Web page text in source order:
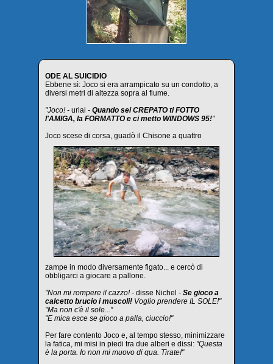
ODE AL SUICIDIO
Ebbene sì: Joco si era arrampicato su un condotto, a
diversi metri di altezza sopra al fiume.
"Joco! - urlai - Quando sei CREPATO ti FOTTO
l'AMIGA, la FORMATTO e ci metto WINDOWS 95!"
Joco scese di corsa, guadò il Chisone a quattro
zampe in modo diversamente figato... e cercò di
obbligarci a giocare a pallone.
"Non mi rompere il cazzo! - disse Nichel - Se gioco a
calcetto brucio i muscoli! Voglio prendere IL SOLE!"
"Ma non c'è il sole..."
"E mica esce se gioco a palla, ciuccio!"
Per fare contento Joco e, al tempo stesso, minimizzare
la fatica, mi misi in piedi tra due alberi e dissi: "Questa
è la porta. Io non mi muovo di qua. Tirate!"